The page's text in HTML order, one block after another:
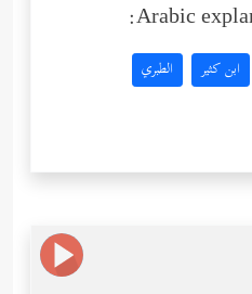
Arabic
ابن كثير الطبري